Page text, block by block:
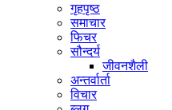
गृहपृष्ठ
समाचार
फिचर
सौन्दर्य
जीवनशैली
अन्तर्वार्ता
विचार